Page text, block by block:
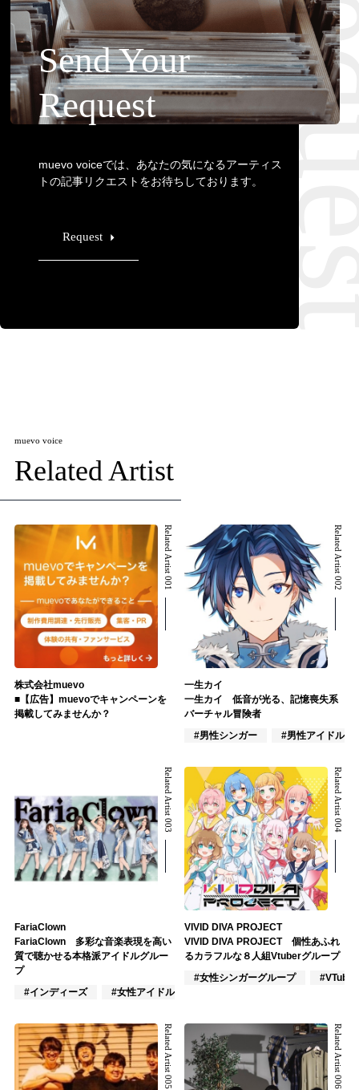
Send Your
Request
muevo voiceでは、あなたの気になるアーティス
トの記事リクエストをお待ちしております。
Request
muevo voice
Related Artist
Related Artist 001
株式会社muevo
■【広告】muevoでキャンペーンを
掲載してみませんか？
Related Artist 002
一生カイ
一生カイ 低音が光る、記憶喪失系
バーチャル冒険者
#男性シンガー
#男性アイドル
Related Artist 003
FariaClown
FariaClown 多彩な音楽表現を高い
質で聴かせる本格派アイドルグルー
プ
#インディーズ
#女性アイドル
Related Artist 004
VIVID DIVA PROJECT
VIVID DIVA PROJECT 個性あふれ
るカラフルな８人組Vtuberグループ
#女性シンガーグループ
Related Artist 005 Related Artist 006